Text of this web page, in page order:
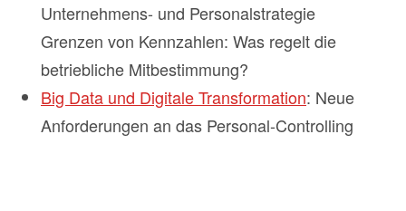
Unternehmens- und Personalstrategie
Grenzen von Kennzahlen: Was regelt die
betriebliche Mitbestimmung?
Big Data und Digitale Transformation: Neue
Anforderungen an das Personal-Controlling